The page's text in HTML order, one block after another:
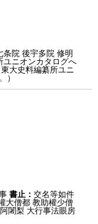
条院 後宇多院 修明
ユニオンカタログへ
東大史料編纂所ユニ
）
書止：交名等如件
大僧都 教助權少僧
闍梨 大行事法眼房